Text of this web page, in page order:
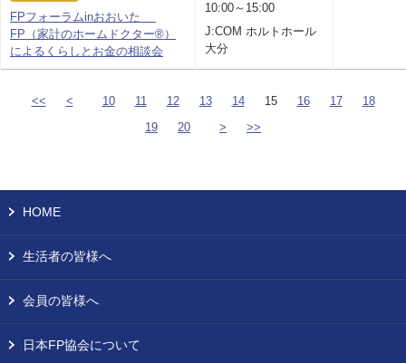
FPフォーラムinおおいた
FP（家計のホームドクター®）
によるくらしとお金の相談会
10:00～15:00
J:COM ホルトホール
大分
<< < 10 11 12 13 14 15 16 17
18
19
20 > >>
HOME
生活者の皆様へ
会員の皆様へ
日本FP協会について